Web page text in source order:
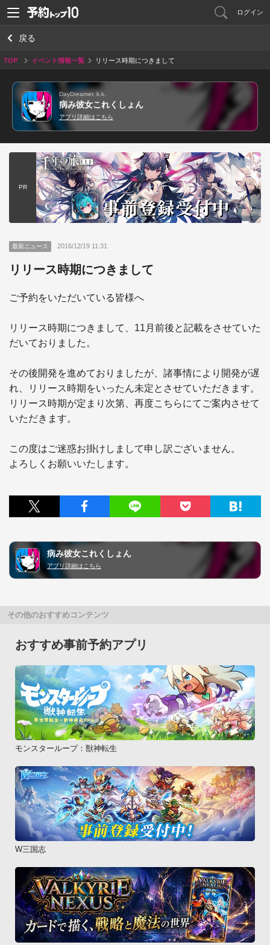
ログイン
戻る
TOP イベント情報一覧 リリース時期につきまして
DayDreamer, k.k.
病み彼女これくしょん
アプリ詳細はこちら
PR
最新ニュース 2016/12/19 11:31
リリース時期につきまして
ご予約をいただいている皆様へ
リリース時期につきまして、11月前後と記載をさせていた
だいておりました。
その後開発を進めておりましたが、諸事情により開発が遅
れ、リリース時期をいったん未定とさせていただきます。
リリース時期が定まり次第、再度こちらにてご案内させて
いただきます。
この度はご迷惑お掛けしまして申し訳ございません。
病み彼女これくしょん
アプリ詳細はこちら
その他のおすすめコンテンツ
おすすめ事前予約アプリ
モンスターループ：獣神転生
W三国志